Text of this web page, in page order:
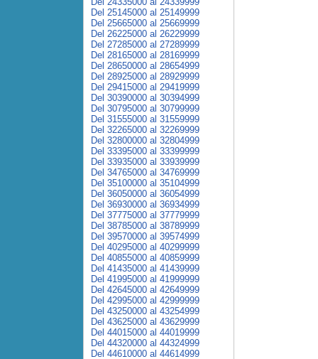
Del 25145000 al 25149999
Del 25665000 al 25669999
Del 26225000 al 26229999
Del 27285000 al 27289999
Del 28165000 al 28169999
Del 28650000 al 28654999
Del 28925000 al 28929999
Del 29415000 al 29419999
Del 30390000 al 30394999
Del 30795000 al 30799999
Del 31555000 al 31559999
Del 32265000 al 32269999
Del 32800000 al 32804999
Del 33395000 al 33399999
Del 33935000 al 33939999
Del 34765000 al 34769999
Del 35100000 al 35104999
Del 36050000 al 36054999
Del 36930000 al 36934999
Del 37775000 al 37779999
Del 38785000 al 38789999
Del 39570000 al 39574999
Del 40295000 al 40299999
Del 40855000 al 40859999
Del 41435000 al 41439999
Del 41995000 al 41999999
Del 42645000 al 42649999
Del 42995000 al 42999999
Del 43250000 al 43254999
Del 43625000 al 43629999
Del 44015000 al 44019999
Del 44320000 al 44324999
Del 44610000 al 44614999